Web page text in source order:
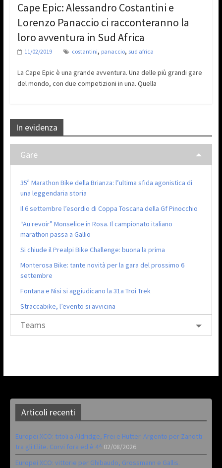
Cape Epic: Alessandro Costantini e
Lorenzo Panaccio ci racconteranno la
loro avventura in Sud Africa
11/02/2019 costantini, panaccio, sud africa
La Cape Epic è una grande avventura. Una delle più grandi gare
del mondo, con due competizioni in una. Quella
In evidenza
Gare
35ª Marathon Bike della Brianza: l’ultima sfida agonistica di
una leggendaria storia
Il 6 settembre l’esordio di Coppa Toscana della Gf Pinocchio
“Au revoir” Monselice in Rosa. Il campionato italiano
marathon passa a Gallio
Si chiude il Prealpi Bike Challenge: buona la prima
Monterosa Bike: tante novità per la gara del prossimo 6
settembre
Fontana e Nisi si aggiudicano la 31a Troi Trek
Straccabike, l’evento si avvicina
Teams
Articoli recenti
Europei XCO: titoli a Aldridge, Frei e Hutter. Argento per Zanotti
tra gli Elite. Corvi fora ed è 4^ 02/08/2026
Europei XCO: vittorie per Ghibaudo, Grossmann e Gallis.